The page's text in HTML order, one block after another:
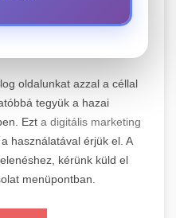
+
roller javítási és
Szakértő
szervízt nyújtanak
és modellhez.
Látogatása
+
szolgáltatások,
média kezelést és
oldalunkat azzal a céllal
tegyük a hazai
Ezt a digitális marketing
használatával érjük el. A
kérünk küld el
menüpontban.